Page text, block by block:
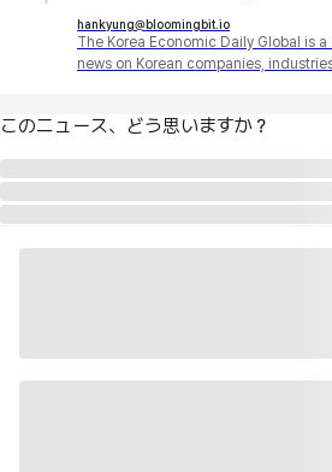
hankyung@bloomingbit.io
The Korea Economic Daily Global is
news on Korean companies,
このニュース、どう思いますか？